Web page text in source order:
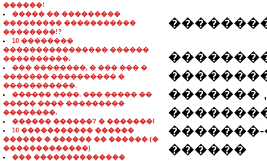
������!
����� �� ���������
��������� �����������
��������!?
10 ��������
���������������� ������
����������.
��� ��������, � ��� ��� �
������� ���������� �
�����������.
������ ����. ��� ����� ��
����� ���� ���������
��������.
������ ������? � �������!
10 ����������� ������
������ � ������ �� ������ (�
�������������)
��� ��������������
������� ,
������